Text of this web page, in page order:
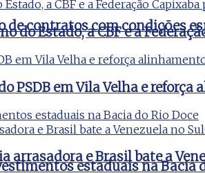
de contratos com condições
estaduais na Bacia
do Estado, a CBF e a
PSDB em Vila Velha e
e Brasil bate a